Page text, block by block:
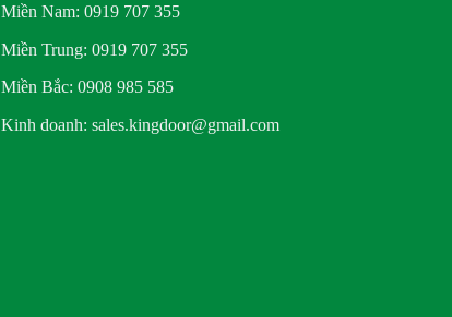
Miền Nam:0919 707 355
Miền Trung:0919 707 355
Miền Bắc:0908 985 585
Kinh doanh: sales.kingdoor@gmail.com